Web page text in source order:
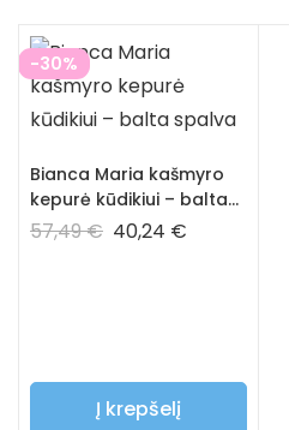
-30%
Bianca Maria kašmyro
kepurė kūdikiui – balta
spalva
57,49€ 40,24 €
Į krepšelį